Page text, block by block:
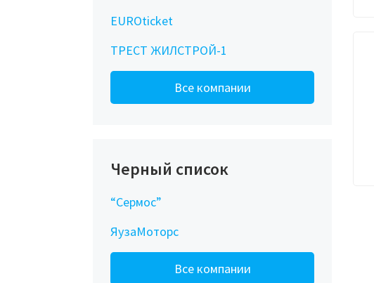
EUROticket
ТРЕСТ ЖИЛСТРОЙ-1
Все компании
Черный список
“Сермос”
ЯузаМоторс
Все компании